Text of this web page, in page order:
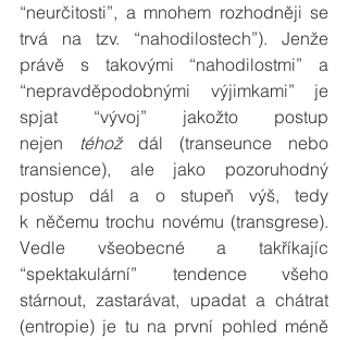
“neurčitosti”, a mnohem rozhodněji se
trvá na tzv. “nahodilostech”). Jenže
právě s takovými “nahodilostmi” a
“nepravděpodobnými výjimkami” je
spjat “vývoj” jakožto postup
nejen téhož dál (transeunce nebo
transience), ale jako pozoruhodný
postup dál a o stupeň výš, tedy
k něčemu trochu novému (transgrese).
Vedle všeobecné a takříkajíc
“spektakulární” tendence všeho
stárnout, zastarávat, upadat a chátrat
(entropie) je tu na první pohled méně